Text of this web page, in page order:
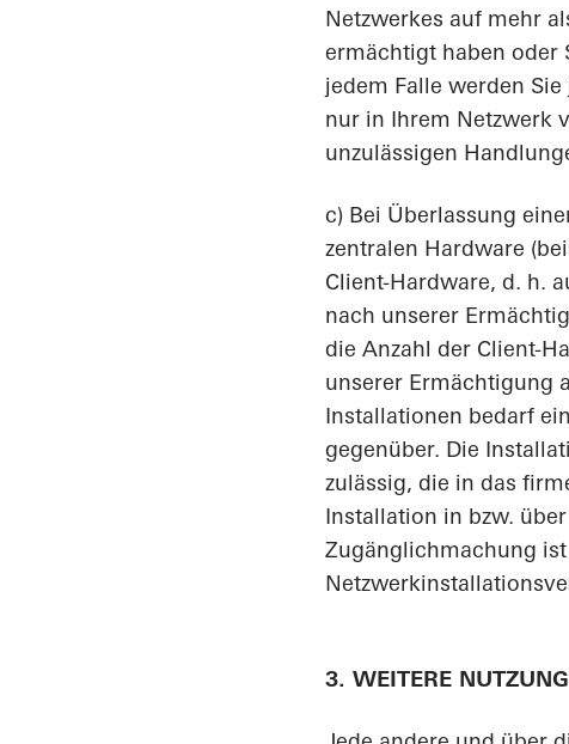
Netzwerkes auf mehr
ermächtigt haben oder
jedem Falle werden
nur in Ihrem Netzwerk
unzulässigen
c) Bei Überlassung
zentralen Hardware
Client-Hardware, d. h.
nach unserer
die Anzahl der Client-
unserer Ermächtigung
Installationen bedarf
gegenüber. Die
zulässig, die in das
Installation in bzw.
Zugänglichmachung
3. WEITERE